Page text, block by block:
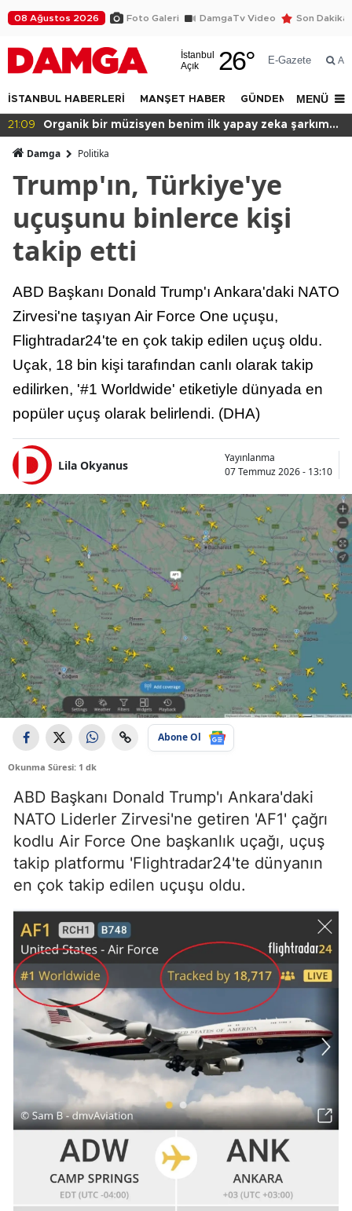
08 Ağustos 2026 Foto Galeri DamgaTv Video Son Dakika
İstanbul
Açık
26° E-Gazete Ara
İSTANBUL HABERLERİ MANŞET HABER GÜNDEM DÜNYA
MENÜ
zeka şarkım 20:49 Başkan var binası yok!
Damga Politika
Trump'ın, Türkiye'ye
uçuşunu binlerce kişi
takip etti
ABD Başkanı Donald Trump'ı Ankara'daki NATO
Zirvesi'ne taşıyan Air Force One uçuşu,
Flightradar24'te en çok takip edilen uçuş oldu.
Uçak, 18 bin kişi tarafından canlı olarak takip
edilirken, '#1 Worldwide' etiketiyle dünyada en
popüler uçuş olarak belirlendi. (DHA)
Lila Okyanus
Yayınlanma
07 Temmuz 2026 - 13:10
Abone Ol
Okunma Süresi: 1 dk
ABD Başkanı Donald Trump'ı Ankara'daki
NATO Liderler Zirvesi'ne getiren 'AF1' çağrı
kodlu Air Force One başkanlık uçağı, uçuş
takip platformu 'Flightradar24'te dünyanın
en çok takip edilen uçuşu oldu.